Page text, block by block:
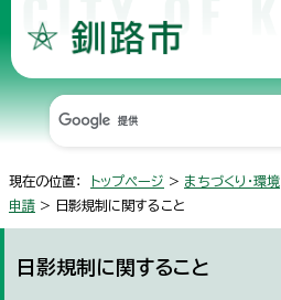
現在の位置： トップページ > まちづくり・環境
申請 > 日影規制に関すること
日影規制に関すること